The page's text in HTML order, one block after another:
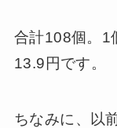
合計108個。1
13.9円です。
ちなみに、以